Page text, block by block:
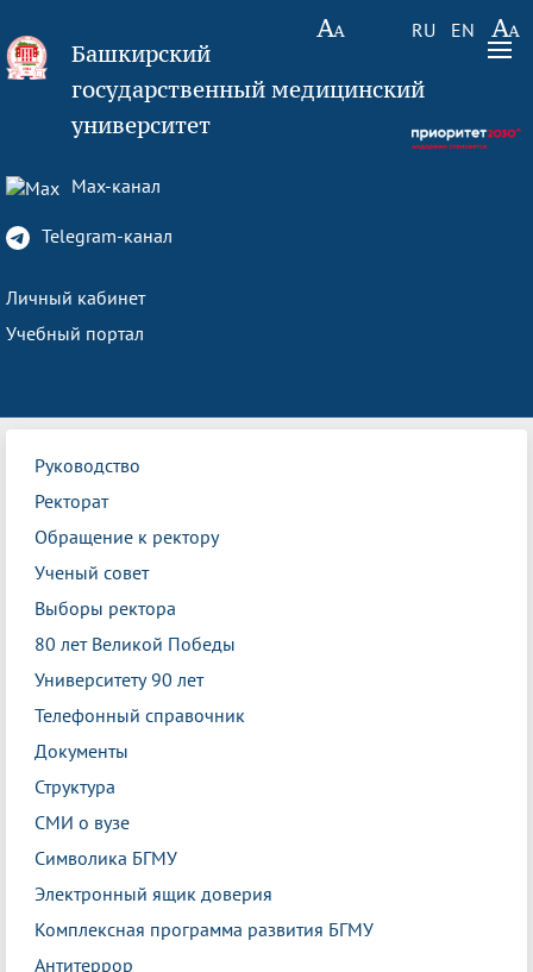
RU EN
Башкирский
государственный медицинский
университет
Max-канал
Telegram-канал
Личный кабинет
Учебный портал
Руководство
Ректорат
Обращение к ректору
Ученый совет
Выборы ректора
80 лет Великой Победы
Университету 90 лет
Телефонный справочник
Документы
Структура
СМИ о вузе
Символика БГМУ
Электронный ящик доверия
Комплексная программа развития БГМУ
Антитеррор